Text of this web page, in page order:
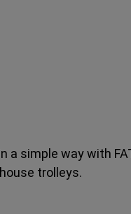
a simple way with
trolleys.